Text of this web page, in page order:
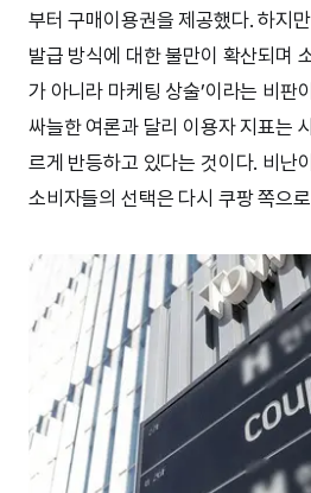
부터 구매이용권을 제공했다. 하지
발급 방식에 대한 불만이 확산되며
가 아니라 마케팅 상술’이라는 비판
싸늘한 여론과 달리 이용자 지표는
르게 반등하고 있다는 것이다. 비난
소비자들의 선택은 다시 쿠팡 쪽으